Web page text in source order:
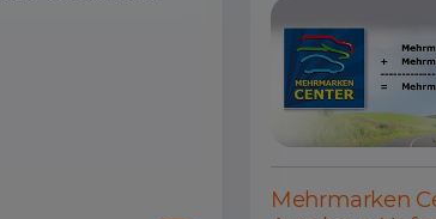
Mehrmarken